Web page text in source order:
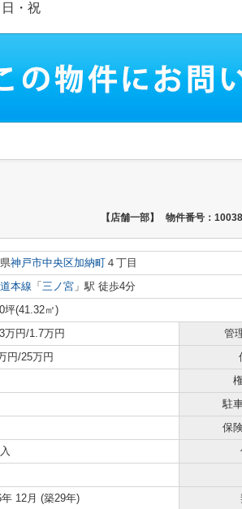
・祝
【店舗一部】 物件番号：
神戸市中央区加納町 ４丁目
本線 「 三ノ宮 」駅 徒歩4分
坪(41.32㎡)
万円/1.7万円 管
円/25万円
駐
保
年 12月 (築29年)